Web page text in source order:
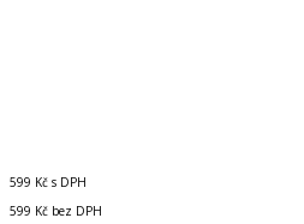
599 Kč s DPH
599 Kč bez DPH